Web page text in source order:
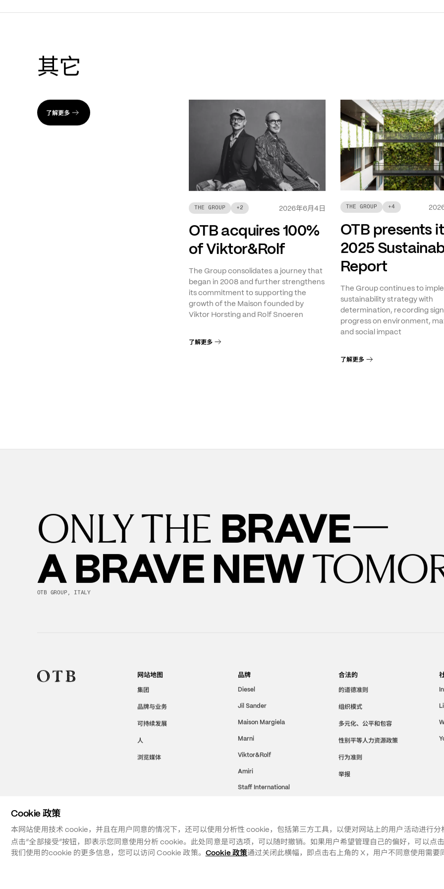
其它
了解更多
THE GROUP +2 2026年6月4日
OTB acquires 100%
of Viktor&Rolf
The Group consolidates a journey that
began in 2008 and further strengthens
its commitment to supporting the
growth of the Maison founded by
Viktor Horsting and Rolf Snoeren
了解更多
THE GROUP +4
OTB presents
2025
Report
The Group continues to
sustainability strategy with
determination, recording
progress on environment,
and social impact
了解更多
ONLY THE BRAVE—
A BRAVE NEW
OTB GROUP, ITALY
网站地图
集团
品牌与业务
可持续发展
人
浏览媒体
品牌
Diesel
Jil Sander
Maison Margiela
Marni
Viktor&Rolf
Amiri
Staff International
合法的
的道德准则
组织模式
多元化、公平和包容
性别平等人力资源政策
行为准则
举报
©2026OTB SPA - ALL RIGHTS RESERVED - VAT IT01571110244法律条款政策自定义COOKIE选项
Cookie 政策
本网站使用技术 cookie，并且在用户同意的情况下，还可以使用分析性 cookie，包括第三方工具，以便对网站上的用户活动进行分
点击“全部接受”按钮，即表示您同意使用分析 cookie。此处同意是可选项，可以随时撤销。如果用户希望管理自己的偏好，可以点
我们使用的cookie 的更多信息，您可以访问 Cookie 政策。 Cookie 政策通过关闭此横幅，即点击右上角的 X，用户不同意使用需